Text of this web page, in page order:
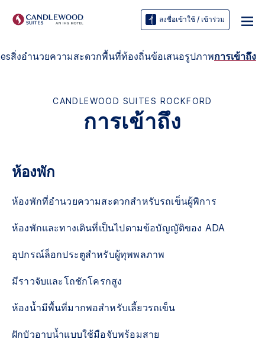
ลงชื่อเข้าใช้ / เข้าร่วม
สิ่งอำนวยความสะดวกพื้นที่ท้องถิ่นข้อเสนอรูปภาพการเข้าถึง
CANDLEWOOD SUITES ROCKFORD
การเข้าถึง
ห้องพัก
ห้องพักที่อำนวยความสะดวกสำหรับรถเข็นผู้พิการ
ห้องพักและทางเดินที่เป็นไปตามข้อบัญญัติของ ADA
อุปกรณ์ล็อกประตูสำหรับผู้ทุพพลภาพ
มีราวจับและโถชักโครกสูง
ห้องน้ำมีพื้นที่มากพอสำหรับเลี้ยวรถเข็น
ฝักบัวอาบน้ำแบบใช้มือจับพร้อมสาย